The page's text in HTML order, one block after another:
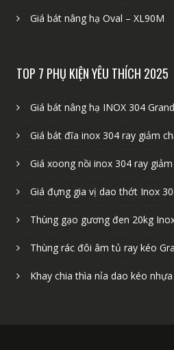
Giá bát nâng hạ Oval – XL90M
TOP 7 PHỤ KIỆN YÊU THÍCH 2025
Giá bát nâng hạ INOX 304
Giá bát đĩa inox 304 ray giảm
Giá xoong nồi inox 304 ray giảm
Giá đựng gia vị dao thớt Inox
Thùng gạo gương đen 20kg
Thùng rác đôi âm tủ ray kéo
Khay chia thìa nỉa dao kéo